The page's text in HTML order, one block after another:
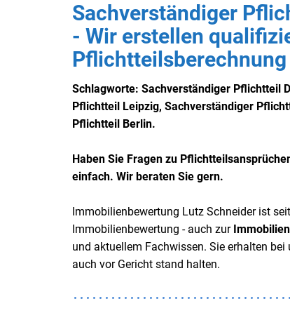
Sachverständiger
- Wir erstellen
Pflichtteilsberechnung
Schlagworte: Sachverständiger Pflichtteil
Pflichtteil Leipzig, Sachverständiger
Pflichtteil Berlin.
Haben Sie Fragen zu
einfach. Wir beraten Sie gern.
Immobilienbewertung Lutz Schneider ist
Immobilienbewertung - auch zur
und aktuellem Fachwissen. Sie erhalten bei
auch vor Gericht stand halten.